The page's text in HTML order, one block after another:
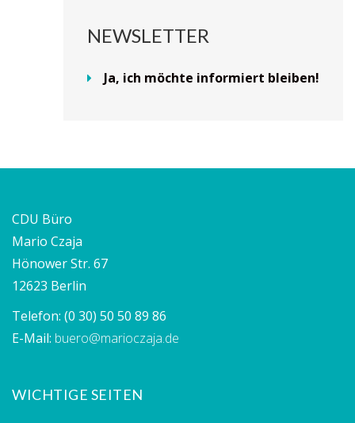
NEWSLETTER
Ja, ich möchte informiert bleiben!
CDU Büro
Mario Czaja
Hönower Str. 67
12623 Berlin
Telefon: (0 30) 50 50 89 86
E-Mail: buero@marioczaja.de
WICHTIGE SEITEN